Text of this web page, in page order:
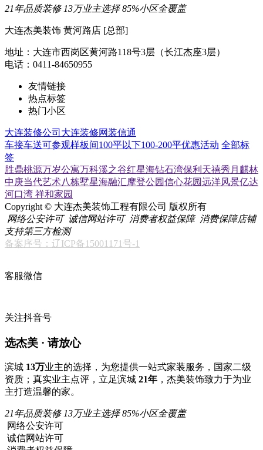
21年品质装修 13万业主选择 85%小区全覆盖
大连杰美装饰 黄河路店 [总部]
地址：大连市西岗区黄河路118号3层（长江杰座3层）
电话：0411-84650955
友情链接
热点标签
热门小区
大连装修公司 大连装修网装信通
车接车送可参观样板间100平以下100-200平优惠活动 全部标
签
胜鼎桃源万岁公寓万科溪之谷红星海钻石湾保利天禧秀月麒林
中庚当代艺术八栋墅星海融汇摩登公园信心花园远洋风景亿达
河口湾 祥和家园
Copyright © 大连杰美装饰工程有限公司 版权所有
网络公安许可 诚信网站许可 消费者权益保障 消费保障店铺
支持第三方检测
备案序号：辽ICP备15001171号-1
客服微信
关注抖音号
选杰美 · 请放心
滨城 13万业主的选择，为您提供一站式家装服务，国家二级
资质；真实业主点评，立足滨城 21年 ，杰美装饰致力于为业
主打造温馨的家。
21年品质装修 13万业主选择 85%小区全覆盖
网络公安许可
诚信网站许可